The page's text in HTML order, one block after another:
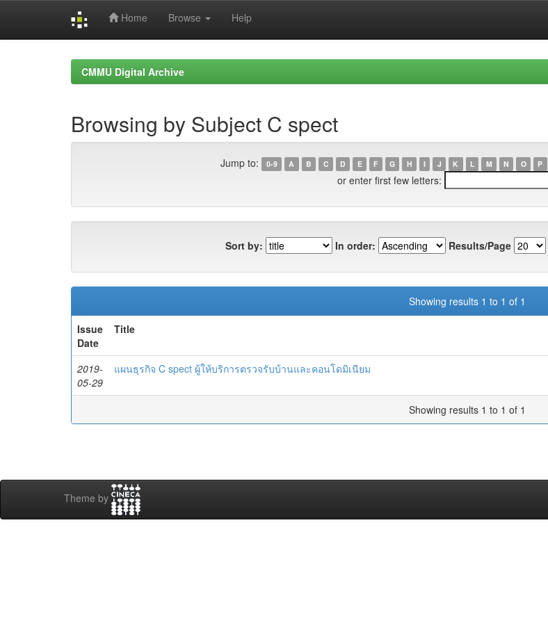
Home Browse Help
CMMU Digital Archive
Browsing by Subject C spect
Jump to: 0-9 A B C D E F G H I J K L M N O P
or enter first few letters:
Sort by: In order: Results/Page
Showing results 1 to 1 of 1
Issue
Date
Title
2019-
05-29
แผนธุรกิจ C spect ผู้ให้บริการตรวจรับบ้านและคอนโดมิเนียม
Showing results 1 to 1 of 1
Theme by